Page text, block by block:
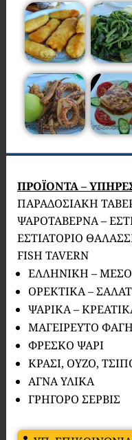
ΠΡΟΪΟΝΤΑ –
ΠΑΡΑΔΟΣΙΑΚΗ
ΨΑΡΟΤΑΒΕΡΝΑ –
ΕΣΤΙΑΤΟΡΙΟ
FISH TAVERN
ΕΛΛΗΝΙΚΗ –
ΟΡΕΚΤΙΚΑ –
ΨΑΡΙΚΑ –
ΜΑΓΕΙΡΕΥΤΟ
ΦΡΕΣΚΟ ΨΑΡΙ
ΚΡΑΣΙ, ΟΥΖΟ,
ΑΓΝΑ ΥΛΙΚΑ
ΓΡΗΓΟΡΟ ΣΕΡΒΙΣ